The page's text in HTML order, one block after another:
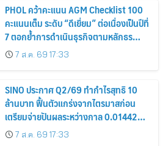
PHOL คว้าคะแนน AGM Checklist 100
คะแนนเต็ม ระดับ “ดีเยี่ยม” ต่อเนื่องเป็นปีที่
7 ตอกย้ำการดำเนินธุรกิจตามหลักธร
รมาภิบาล โปร่งใส สร้างความเชื่อมั่นผู้ถือ
หุ้น
7 ส.ค. 69 17:33
SINO ประกาศ Q2/69 ทำกำไรสุทธิ 10
ล้านบาท ฟื้นตัวแกร่งจากไตรมาสก่อน
เตรียมจ่ายปันผลระหว่างกาล 0.014423
บาทต่อหุ้น ครึ่งปีหลังมุ่งเติบโตต่อเนื่อง
7 ส.ค. 69 17:33